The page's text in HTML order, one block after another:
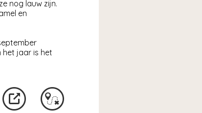
nog lauw zijn.
en
het jaar is het